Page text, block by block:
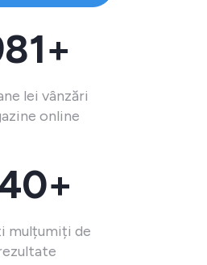
lei vânzări
online
mulțumiți de